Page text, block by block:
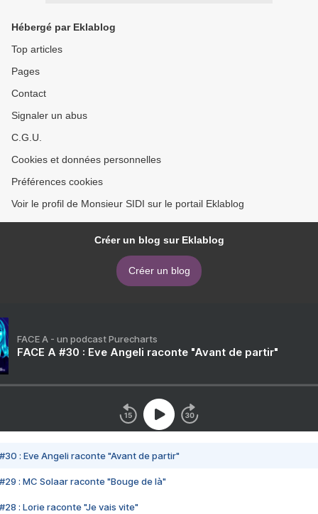
Hébergé par Eklablog
Top articles
Pages
Contact
Signaler un abus
C.G.U.
Cookies et données personnelles
Préférences cookies
Voir le profil de Monsieur SIDI sur le portail Eklablog
Créer un blog sur Eklablog
Créer un blog
FACE A - un podcast Purecharts
FACE A #30 : Eve Angeli raconte "Avant de partir"
#30 : Eve Angeli raconte "Avant de partir"
#29 : MC Solaar raconte "Bouge de là"
#28 : Lorie raconte "Je vais vite"